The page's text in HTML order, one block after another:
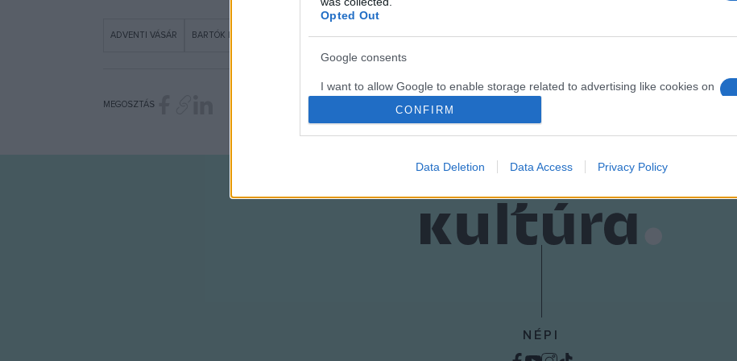
Opted Out
Google consents
I want to allow Google to enable storage related to advertising like cookies on
web or device identifiers in apps.
I want to allow my user data to be sent to Google for online advertising
I want to allow Google to enable storage related to analytics like cookies on
web or device identifiers in apps.
CONFIRM
Data Deletion Data Access Privacy Policy
ADVENTI VÁSÁR BARTÓK BÉLA BOULEVARD DESIGN PROGRAM SLOWXMAS
MEGOSZTÁS
NÉPI